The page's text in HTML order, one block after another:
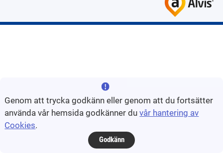
Genom att trycka godkänn eller genom att du fortsätter
använda vår hemsida godkänner duvår hantering av
Cookies.
Godkänn